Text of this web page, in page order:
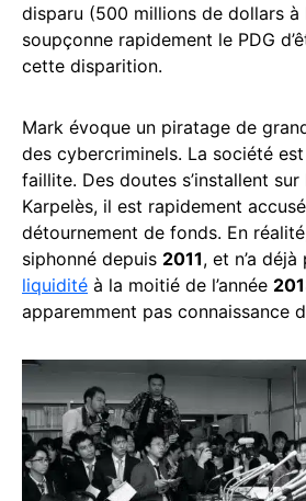
disparu (500 millions de dollars à
soupçonne rapidement le PDG
cette disparition.
Mark évoque un piratage de
des cybercriminels. La société
faillite. Des doutes s’installent sur
Karpelès, il est rapidement
détournement de fonds. En
siphonné depuis 2011, et n’a
liquidité à la moitié de l’année
apparemment pas connaissance